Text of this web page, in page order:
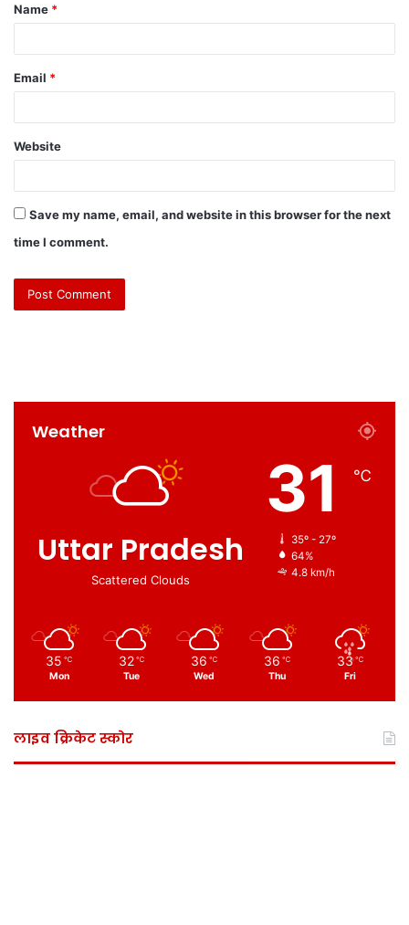
*
Name *
Email *
Website
Save my name, email, and website in this browser for the next
time I comment.
Weather
Uttar Pradesh
Scattered Clouds
31 ℃
35º - 27º
64%
4.8 km/h
35 ℃
Mon
32 ℃
Tue
36 ℃
Wed
36 ℃
Thu
33 ℃
Fri
लाइव क्रिकेट स्कोर